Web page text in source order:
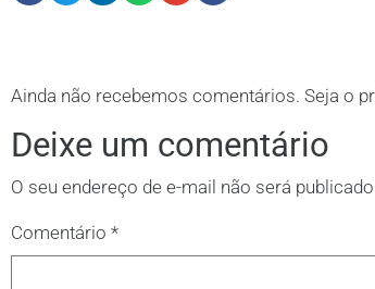
Ainda não recebemos comentários. Seja o
Deixe um comentário
O seu endereço de e-mail não será
Comentário *